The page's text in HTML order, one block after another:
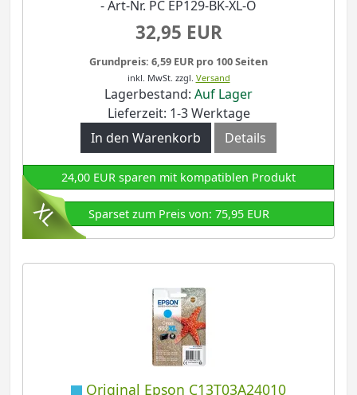
- Art-Nr. PC EP129-BK-XL-O
32,95 EUR
Grundpreis: 6,59 EUR pro 100 Seiten
inkl. MwSt. zzgl. Versand
Lagerbestand: Auf Lager
Lieferzeit: 1-3 Werktage
In den Warenkorb
Details
24,00 EUR sparen mit kompatiblen Produkt
Sparset zum Preis von: 75,95 EUR
Original Epson C13T03A24010